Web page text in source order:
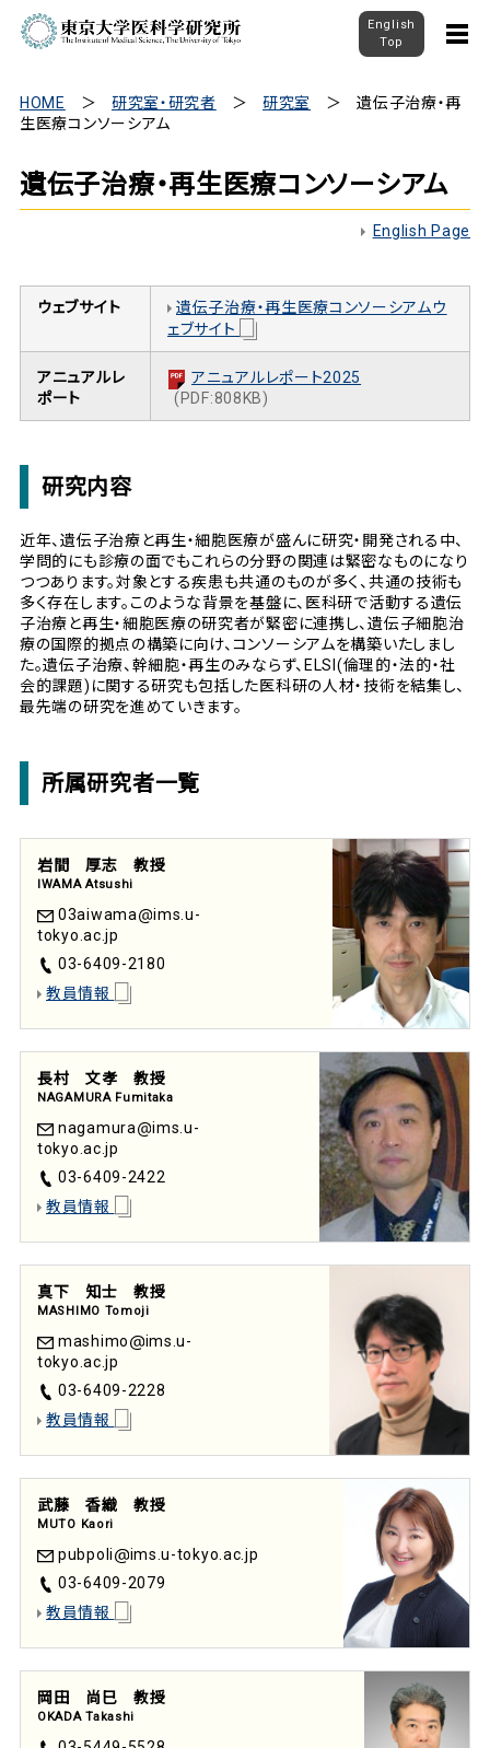
English
Top
HOME 研究室・研究者 研究室
遺伝子治療・再
生医療コンソーシアム
遺伝子治療・再生医療コンソーシアム
English Page
ウェブサイト
遺伝子治療・再生医療コンソーシアムウ
ェブサイト
アニュアルレ
ポート
アニュアルレポート2025
(PDF:808KB)
研究内容
近年、遺伝子治療と再生・細胞医療が盛んに研究・開発される中、
学問的にも診療の面でもこれらの分野の関連は緊密なものになり
つつあります。対象とする疾患も共通のものが多く、共通の技術も
多く存在します。このような背景を基盤に、医科研で活動する遺伝
子治療と再生・細胞医療の研究者が緊密に連携し、遺伝子細胞治
療の国際的拠点の構築に向け、コンソーシアムを構築いたしまし
た。遺伝子治療、幹細胞・再生のみならず、ELSI(倫理的・法的・社
会的課題)に関する研究も包括した医科研の人材・技術を結集し、
最先端の研究を進めていきます。
所属研究者一覧
岩間 厚志 教授
IWAMA Atsushi
03aiwama
ims.u-
tokyo.ac.jp
03-6409-2180
教員情報
長村 文孝 教授
NAGAMURA Fumitaka
nagamura
ims.u-
tokyo.ac.jp
03-6409-2422
教員情報
真下 知士 教授
MASHIMO Tomoji
mashimo
ims.u-
tokyo.ac.jp
03-6409-2228
教員情報
武藤 香織 教授
MUTO Kaori
pubpoli
ims.u-tokyo.ac.jp
03-6409-2079
教員情報
岡田 尚巳 教授
OKADA Takashi